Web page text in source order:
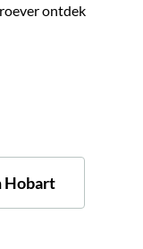
ontdek
Hobart